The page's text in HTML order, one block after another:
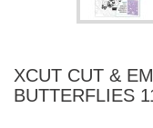
XCUT CUT &
BUTTERFLIES